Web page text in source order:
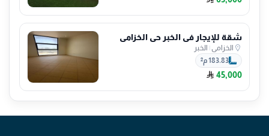
شقة للإيجار في الخبر حي الخزامى
الخزامى| الخبر
183.83 م²
45,000